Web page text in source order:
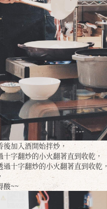
後加入酒開始拌炒，
十字翻炒的小火翻著直到收乾，
過十字翻炒的小火翻著直到收乾，
酸~~